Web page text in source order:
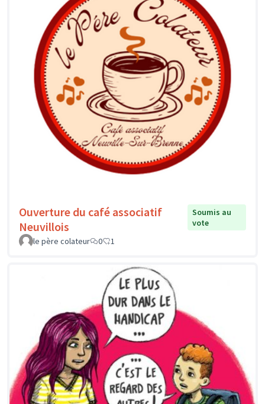
Ouverture du café associatif
Neuvillois
Soumis au
vote
le père colateur
0 1